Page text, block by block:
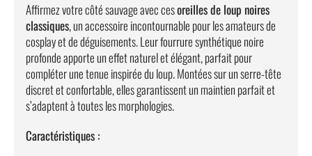
Affirmez votre côté sauvage avec cesoreilles de loup noires
classiques, un accessoire incontournable pour les amateurs de
cosplay et de déguisements. Leur fourrure synthétique noire
profonde apporte un effet naturel et élégant, parfait pour
compléter une tenue inspirée du loup. Montées sur un serre-tête
discret et confortable, elles garantissent un maintien parfait et
s’adaptent à toutes les morphologies.
Caractéristiques :